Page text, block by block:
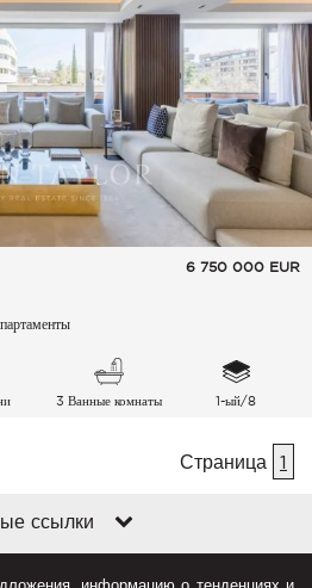
6 750 000 EUR
3 Ванные комнаты 1-ый/8
Страница 1
ссылки